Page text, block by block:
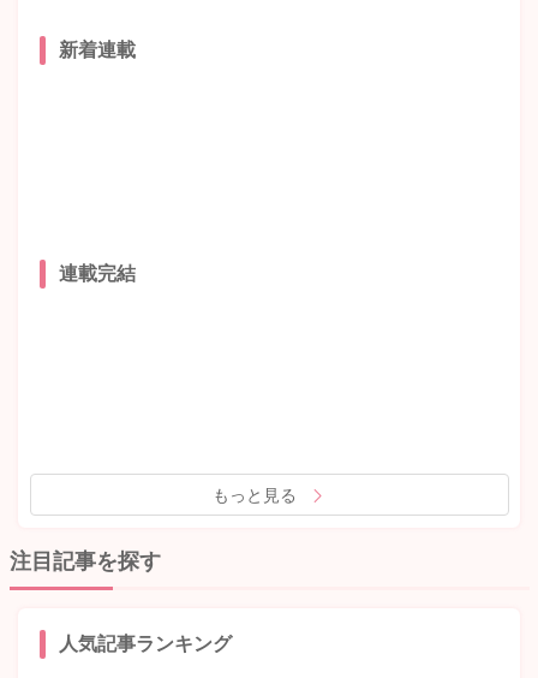
新着連載
連載完結
もっと見る
注目記事を探す
人気記事ランキング